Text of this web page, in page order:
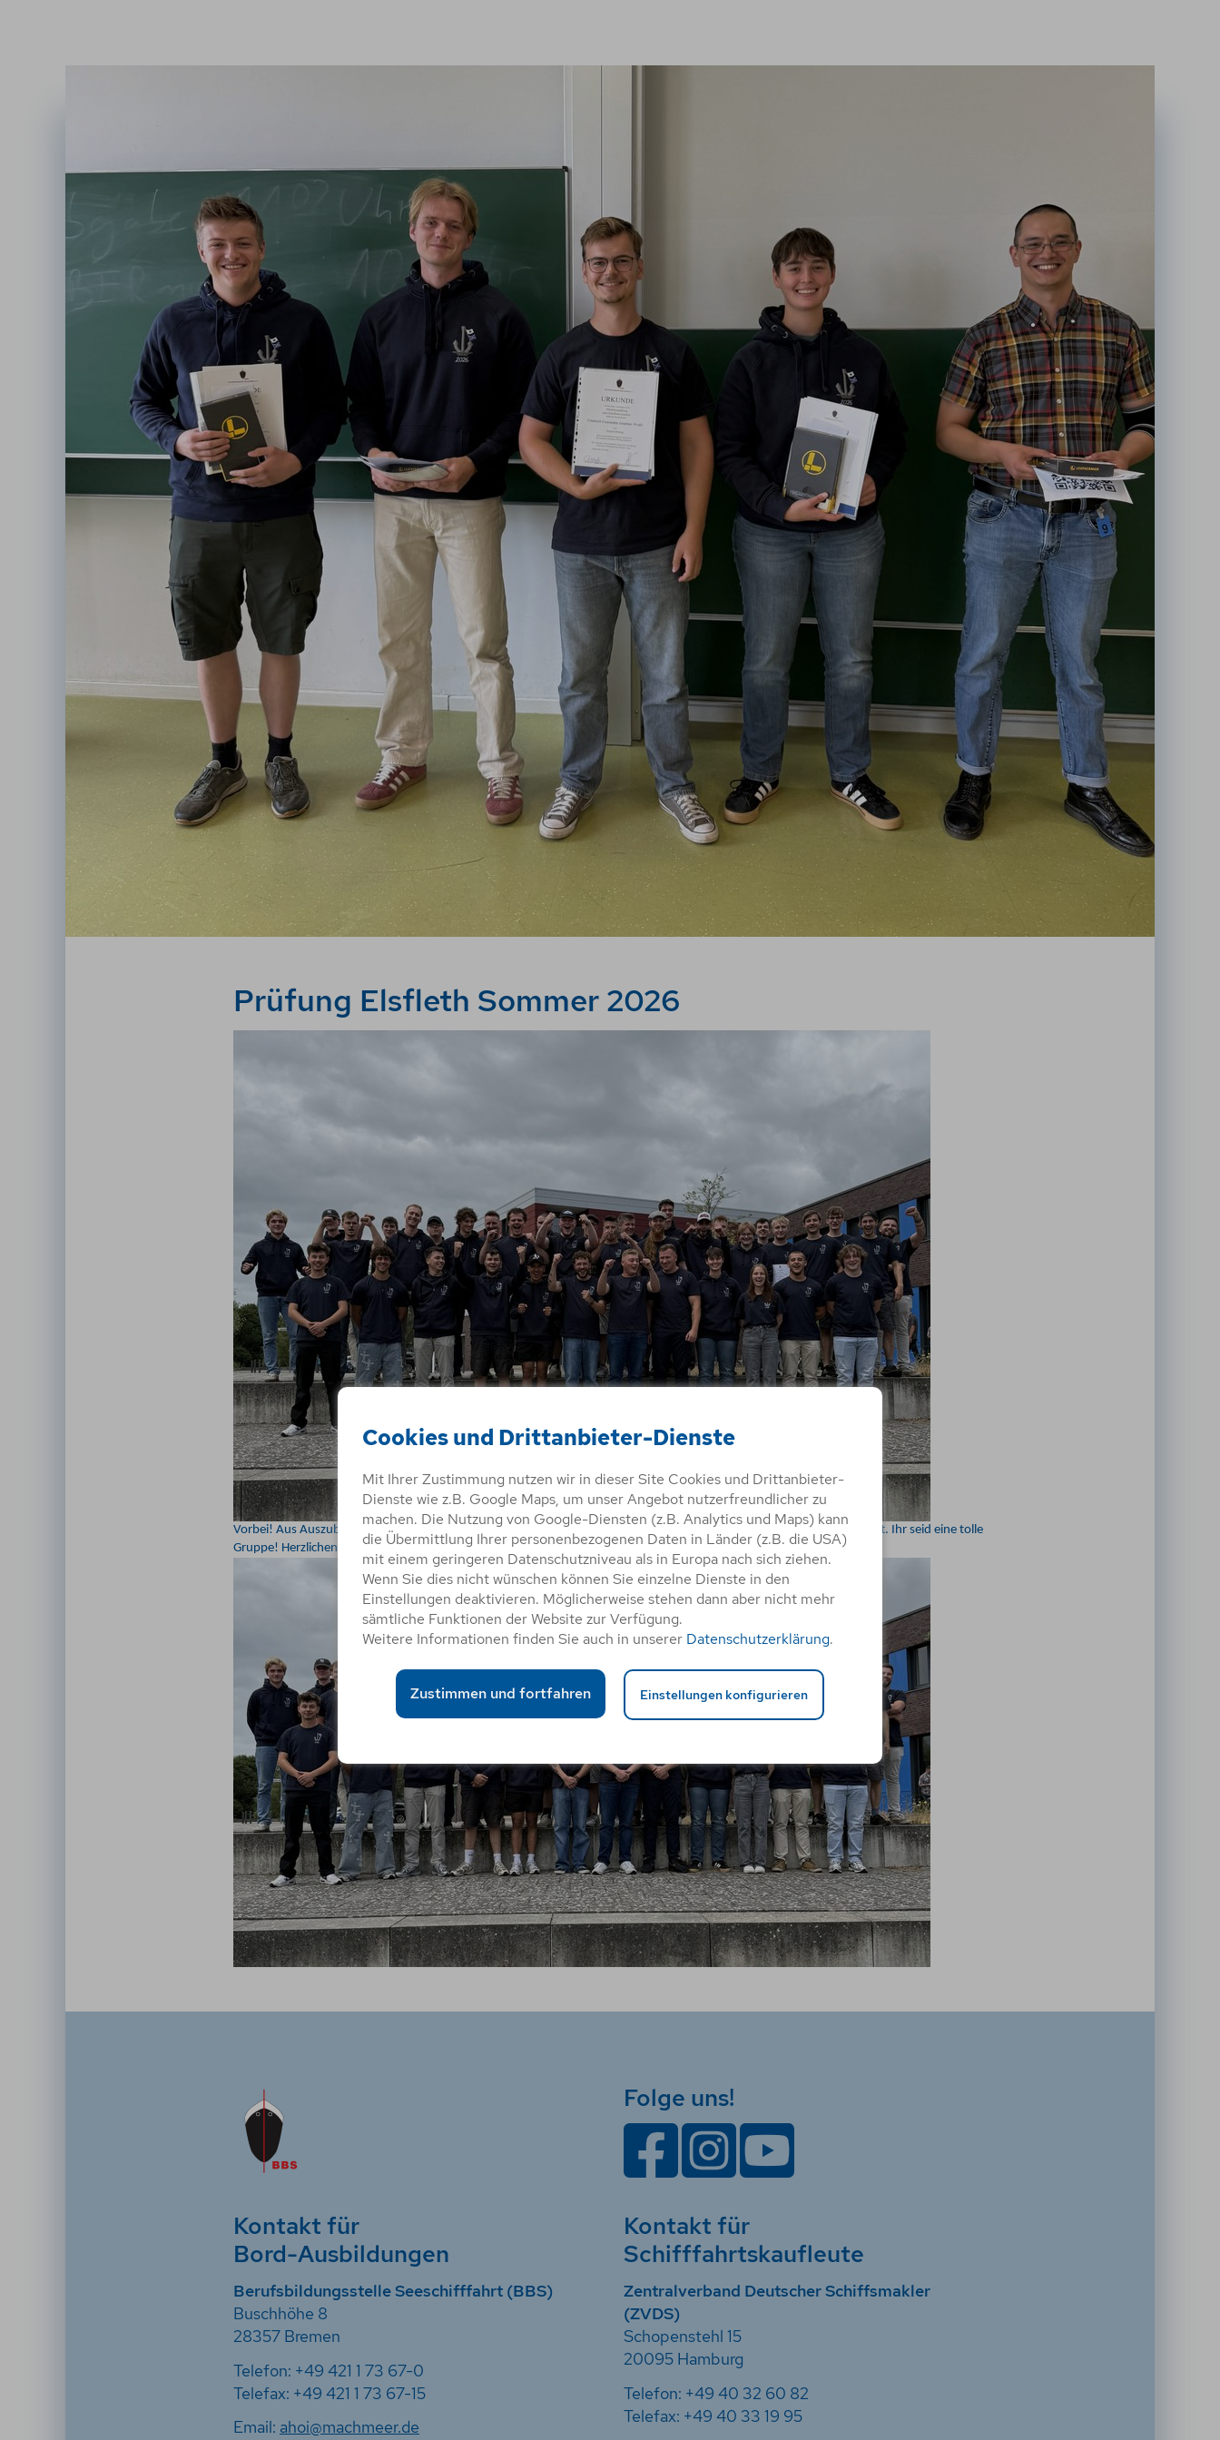
Prüfung Elsfleth Sommer 2026
Vorbei! Aus Auszubildenden sind Schiffsmechaniker geworden! Wir wünschen euch alles erdenklich Gute für die Zukunft. Ihr seid eine tolle
Gruppe! Herzlichen Glückwunsch!
Folge uns!
Kontakt für
Bord-Ausbildungen
Berufsbildungsstelle Seeschifffahrt (BBS)
Buschhöhe 8
28357 Bremen
Telefon: +49 421 1 73 67-0
Telefax: +49 421 1 73 67-15
Email: ahoi@machmeer.de
Kontakt für
Schifffahrtskaufleute
Zentralverband Deutscher Schiffsmakler
(ZVDS)
Schopenstehl 15
20095 Hamburg
Telefon: +49 40 32 60 82
Telefax: +49 40 33 19 95
Zustimmen und fortfahren Einstellungen konfigurieren
Cookies und Drittanbieter-Dienste
Mit Ihrer Zustimmung nutzen wir in dieser Site Cookies und Drittanbieter-
Dienste wie z.B. Google Maps, um unser Angebot nutzerfreundlicher zu
machen. Die Nutzung von Google-Diensten (z.B. Analytics und Maps) kann
die Übermittlung Ihrer personenbezogenen Daten in Länder (z.B. die USA)
mit einem geringeren Datenschutzniveau als in Europa nach sich ziehen.
Wenn Sie dies nicht wünschen können Sie einzelne Dienste in den
Einstellungen deaktivieren. Möglicherweise stehen dann aber nicht mehr
sämtliche Funktionen der Website zur Verfügung.
Weitere Informationen finden Sie auch in unserer Datenschutzerklärung.